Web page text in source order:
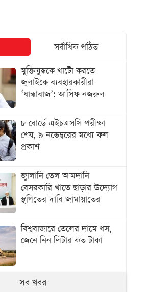
সর্বাধিক পঠিত
মুক্তিযুদ্ধকে খাটো করতে
জুলাইকে ব্যবহারকারীরা
‘ধান্ধাবাজ’: আসিফ নজরুল
৮ বোর্ডে এইচএসসি পরীক্ষা
শেষ, ৯ নভেম্বরের মধ্যে ফল
প্রকাশ
জ্বালানি তেল আমদানি
বেসরকারি খাতে ছাড়ার উদ্যোগ
স্থগিতের দাবি জামায়াতের
বিশ্ববাজারে তেলের দামে ধস,
জেনে নিন লিটার কত টাকা
সব খবর